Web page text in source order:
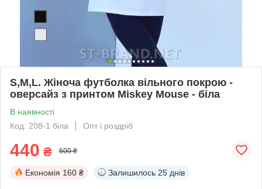
S,M,L. Жіноча футболка вільного покрою -
оверсайз з принтом Miskey Mouse - біла
В наявності
Код: 208-1 біла
Опт і роздріб
440 ₴ 600 ₴
Економія 160 ₴ Залишилось 25 днів